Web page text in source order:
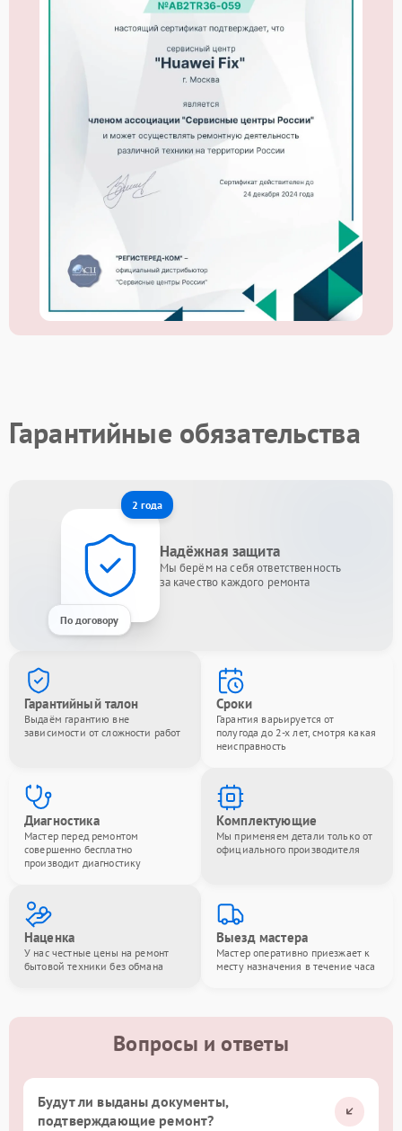
Гарантийные обязательства
2 года
По договору
Надёжная защита
Мы берём на себя ответственность
за качество каждого ремонта
Гарантийный талон
Выдаём гарантию вне
зависимости от сложности работ
Сроки
Гарантия варьируется от
полугода до 2-х лет, смотря какая
неисправность
Диагностика
Мастер перед ремонтом
совершенно бесплатно
производит диагностику
Комплектующие
Мы применяем детали только от
официального производителя
Наценка
У нас честные цены на ремонт
бытовой техники без обмана
Выезд мастера
Мастер оперативно приезжает к
месту назначения в течение часа
Вопросы и ответы
Будут ли выданы документы,
подтверждающие ремонт?